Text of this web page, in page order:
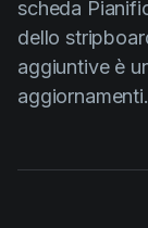
scheda
dello
aggiuntive è
aggiornamenti.